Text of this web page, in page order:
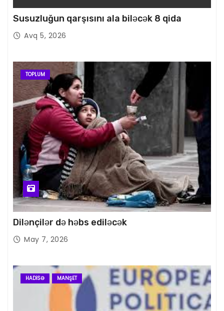
Susuzluğun qarşısını ala biləcək 8 qida
Avq 5, 2026
TOPLUM
Dilənçilər də həbs ediləcək
May 7, 2026
HADISƏ MANŞET